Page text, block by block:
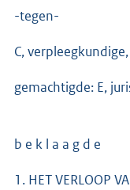
-tegen-
C,
gemachtigde: E,
b e k l a a g d e
1. HET VERLOOP